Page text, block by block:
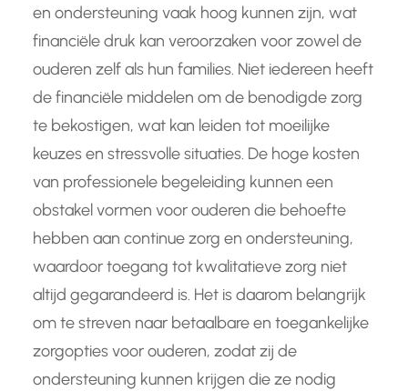
en ondersteuning vaak hoog kunnen zijn, wat
financiële druk kan veroorzaken voor zowel de
ouderen zelf als hun families. Niet iedereen heeft
de financiële middelen om de benodigde zorg
te bekostigen, wat kan leiden tot moeilijke
keuzes en stressvolle situaties. De hoge kosten
van professionele begeleiding kunnen een
obstakel vormen voor ouderen die behoefte
hebben aan continue zorg en ondersteuning,
waardoor toegang tot kwalitatieve zorg niet
altijd gegarandeerd is. Het is daarom belangrijk
om te streven naar betaalbare en toegankelijke
zorgopties voor ouderen, zodat zij de
ondersteuning kunnen krijgen die ze nodig